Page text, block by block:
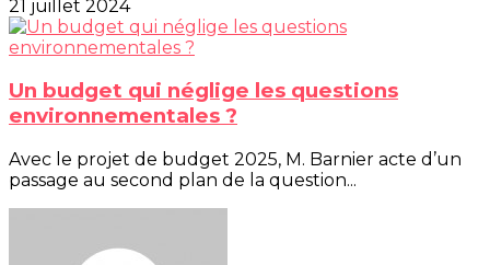
21 juillet 2024
Un budget qui néglige les questions
environnementales ?
Avec le projet de budget 2025, M. Barnier acte d’un
passage au second plan de la question...